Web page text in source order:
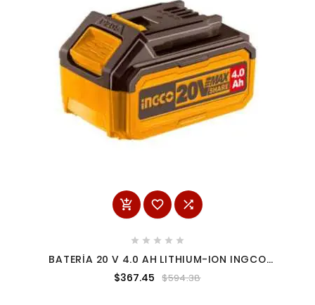
  
    
BATERÍA 20 V 4.0 AH LITHIUM-ION INGCO
$367.45 $594.38